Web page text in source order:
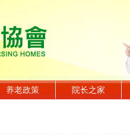
养老政策 院长之家